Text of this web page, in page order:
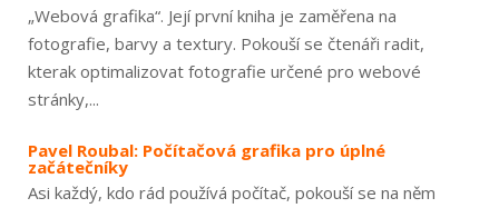
„Webová grafika“. Její první kniha je zaměřena na
fotografie, barvy a textury. Pokouší se čtenáři radit,
kterak optimalizovat fotografie určené pro webové
stránky,...
Pavel Roubal: Počítačová grafika pro úplné
začátečníky
Asi každý, kdo rád používá počítač, pokouší se na něm